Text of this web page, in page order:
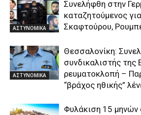
ΑΣΤΥΝΟΜΙΚΑ
Συνελήφθη στην
καταζητούμενος
Σκαφτούρου,
ΑΣΤΥΝΟΜΙΚΑ
Θεσσαλονίκη:
συνδικαλιστής της
ρευματοκλοπή –
“βράχος ηθικής”
Φυλάκιση 15 μηνών